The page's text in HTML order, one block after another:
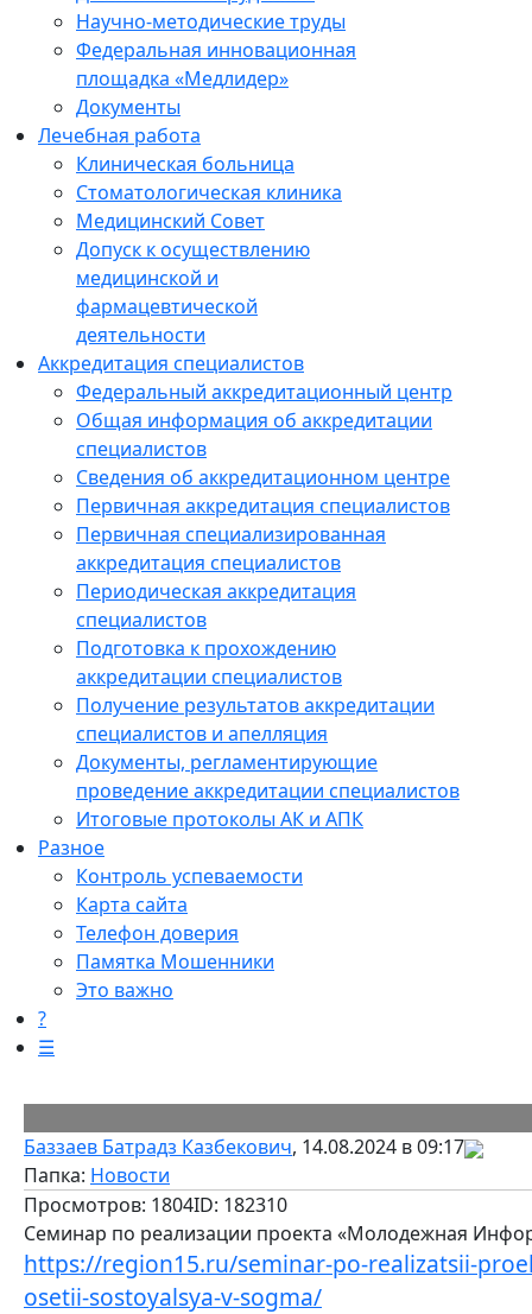
Научно-методические труды
Федеральная инновационная
площадка «Медлидер»
Документы
Лечебная работа
Клиническая больница
Стоматологическая клиника
Медицинский Совет
Допуск к осуществлению
медицинской и
фармацевтической
деятельности
Аккредитация специалистов
Федеральный аккредитационный центр
Общая информация об аккредитации
специалистов
Сведения об аккредитационном центре
Первичная аккредитация специалистов
Первичная специализированная
аккредитация специалистов
Периодическая аккредитация
специалистов
Подготовка к прохождению
аккредитации специалистов
Получение результатов аккредитации
специалистов и апелляция
Документы, регламентирующие
проведение аккредитации специалистов
Итоговые протоколы АК и АПК
Разное
Контроль успеваемости
Карта сайта
Телефон доверия
Памятка Мошенники
Это важно
?
☰
Баззаев Батрадз Казбекович, 14.08.2024 в 09:17
Папка: Новости
Просмотров: 1804ID: 182310
Семинар по реализации проекта «Молодежная
https://region15.ru/seminar-po-realizatsii-
osetii-sostoyalsya-v-sogma/